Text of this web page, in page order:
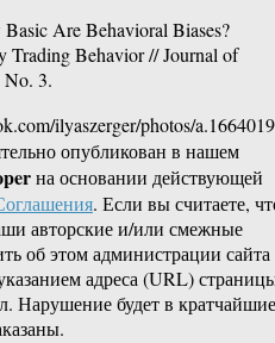
Are Behavioral Biases?
Trading Behavior // Journal of
No. 3.
ilyaszerger/photos/a.1664019
опубликован в нашем
на основании действующей
. Если вы считаете,
авторские и/или смежные
об этом администрации сайта
адреса (URL)
Нарушение будет в кратчайшие